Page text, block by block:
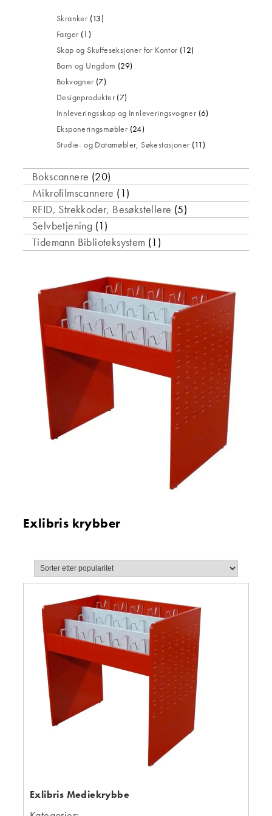
Skranker (13)
Farger (1)
Skap og Skuffeseksjoner for Kontor (12)
Barn og Ungdom (29)
Bokvogner (7)
Designprodukter (7)
Innleveringsskap og Innleveringsvogner (6)
Eksponeringsmøbler (24)
Studie- og Datamøbler, Søkestasjoner (11)
Bokscannere (20)
Mikrofilmscannere (1)
RFID, Strekkoder, Besøkstellere (5)
Selvbetjening (1)
Tidemann Biblioteksystem (1)
Exlibris krybber
Exlibris Mediekrybbe